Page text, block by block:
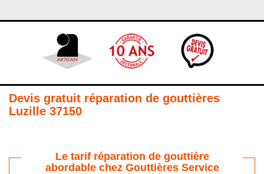
Devis gratuit réparation de gouttières
Luzille 37150
Le tarif réparation de gouttière
abordable chez Gouttières Service